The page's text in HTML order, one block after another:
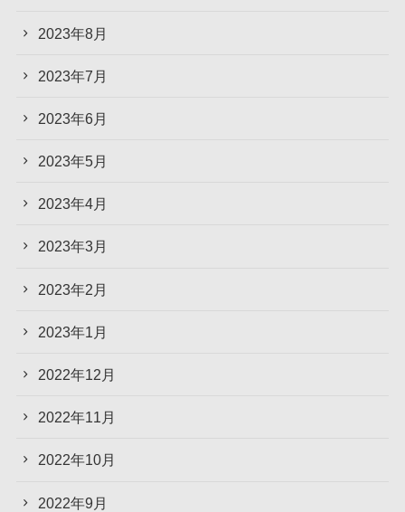
2023年8月
2023年7月
2023年6月
2023年5月
2023年4月
2023年3月
2023年2月
2023年1月
2022年12月
2022年11月
2022年10月
2022年9月